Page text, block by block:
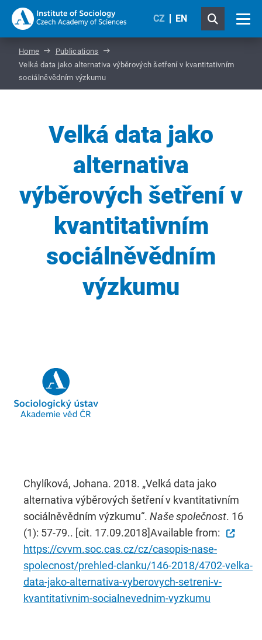
CZ EN
Home
Publications
Velká data jako alternativa výběrových šetření v kvantitativním
sociálněvědním výzkumu
Velká data jako
alternativa
výběrových šetření v
kvantitativním
sociálněvědním
výzkumu
Chylíková, Johana. 2018. „Velká data jako
alternativa výběrových šetření v kvantitativním
sociálněvědním výzkumu“. Naše společnost. 16
(1): 57-79.. [cit. 17.09.2018]Available from:
https://cvvm.soc.cas.cz/cz/casopis-nase-
spolecnost/prehled-clanku/146-2018/4702-velka-
data-jako-alternativa-vyberovych-setreni-v-
kvantitativnim-socialnevednim-vyzkumu